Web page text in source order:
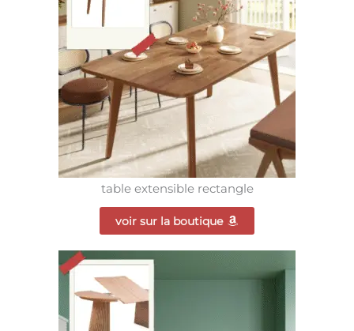
table extensible rectangle
voir sur la boutique